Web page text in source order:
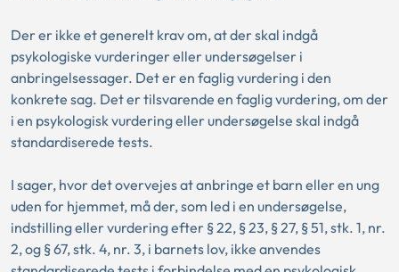
Der er ikke et generelt krav om, at der skal indgå
psykologiske vurderinger eller undersøgelser i
anbringelsessager. Det er en faglig vurdering i den
konkrete sag. Det er tilsvarende en faglig vurdering, om der
i en psykologisk vurdering eller undersøgelse skal indgå
standardiserede tests.
I sager, hvor det overvejes at anbringe et barn eller en ung
uden for hjemmet, må der, som led i en undersøgelse,
indstilling eller vurdering efter § 22, § 23, § 27, § 51, stk. 1, nr.
2, og § 67, stk. 4, nr. 3, i barnets lov, ikke anvendes